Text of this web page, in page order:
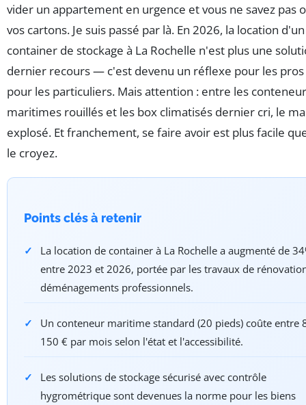
vider un appartement en urgence et vous ne savez pas
vos cartons. Je suis passé par là. En 2026, la location d'un
container de stockage à La Rochelle n'est plus une
dernier recours — c'est devenu un réflexe pour les
pour les particuliers. Mais attention : entre les
maritimes rouillés et les box climatisés dernier cri, le
explosé. Et franchement, se faire avoir est plus facile
le croyez.
Points clés à retenir
La location de container à La Rochelle a augmenté de
entre 2023 et 2026, portée par les travaux de
déménagements professionnels.
Un conteneur maritime standard (20 pieds) coûte entre
150 € par mois selon l'état et l'accessibilité.
Les solutions de stockage sécurisé avec contrôle
hygrométrique sont devenues la norme pour les biens